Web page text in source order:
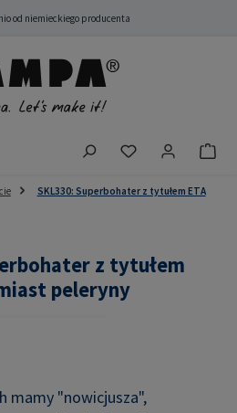
od niemieckiego producenta
Masz 0
SKL330: Superbohater z tytułem ETA
z tytułem
peleryny
mamy "nowicjusza",